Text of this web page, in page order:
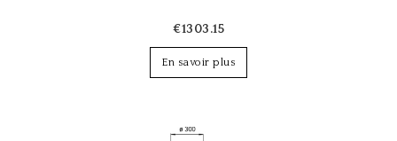
€1303.15
En savoir plus